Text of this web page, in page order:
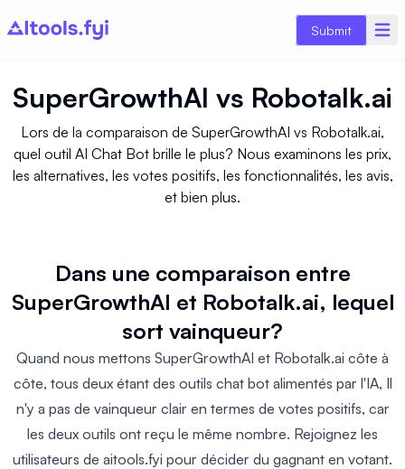
Submit
SuperGrowthAI vs Robotalk.ai
Lors de la comparaison de SuperGrowthAI vs Robotalk.ai,
quel outil AI Chat Bot brille le plus? Nous examinons les prix,
les alternatives, les votes positifs, les fonctionnalités, les avis,
et bien plus.
Dans une comparaison entre
SuperGrowthAI et Robotalk.ai, lequel
sort vainqueur?
Quand nous mettons SuperGrowthAI et Robotalk.ai côte à
côte, tous deux étant des outils chat bot alimentés par l'IA, Il
n'y a pas de vainqueur clair en termes de votes positifs, car
les deux outils ont reçu le même nombre. Rejoignez les
utilisateurs de aitools.fyi pour décider du gagnant en votant.